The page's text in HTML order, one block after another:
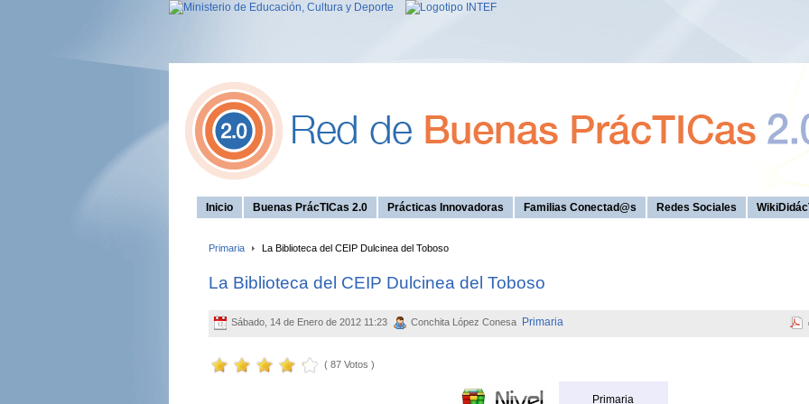
Inicio Buenas PrácTICas 2.0 Prácticas Innovadoras Familias Conectad@s Redes Sociales
Primaria La Biblioteca del CEIP Dulcinea del Toboso
La Biblioteca del CEIP Dulcinea del Toboso
Sábado, 14 de Enero de 2012 11:23 Conchita López Conesa Primaria
( 87 Votos )
Primaria